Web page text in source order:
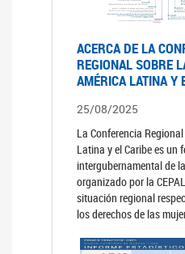
ACERCA DE LA
REGIONAL SOBRE
AMÉRICA LATINA Y
25/08/2025
La Conferencia
Latina y el Caribe es un
intergubernamental de
organizado por la
situación regional
los derechos de las